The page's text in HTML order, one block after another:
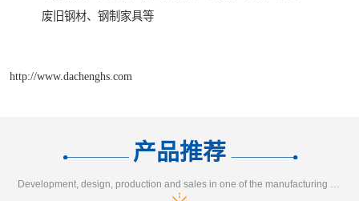
废旧钢材、钢制家具等
http://www.dachenghs.com
产品推荐